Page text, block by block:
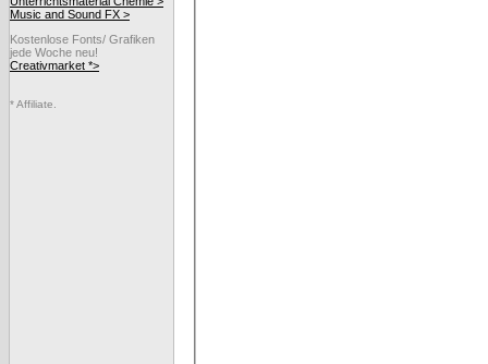
Music and Sound FX >
Kostenlose Fonts/ Grafiken
jede Woche neu!
Creativmarket *>
* Affiliate.